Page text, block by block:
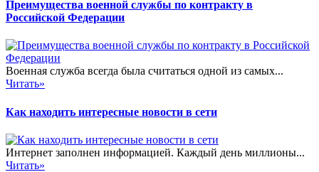
Преимущества военной службы по контракту в
Российской Федерации
Военная служба всегда была считаться одной из самых...
Читать»
Как находить интересные новости в сети
Интернет заполнен информацией. Каждый день миллионы...
Читать»